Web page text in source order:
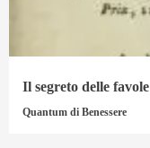
Il segreto delle favole
Quantum di Benessere